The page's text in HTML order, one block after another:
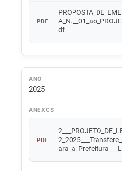
PDF
df
ANO
2025
ANEXOS
PDF